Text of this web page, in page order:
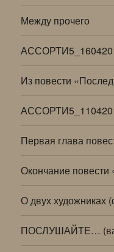
Между прочего
Из повести
Первая глава
Окончание
О двух художниках
ПОСЛУШАЙТЕ…